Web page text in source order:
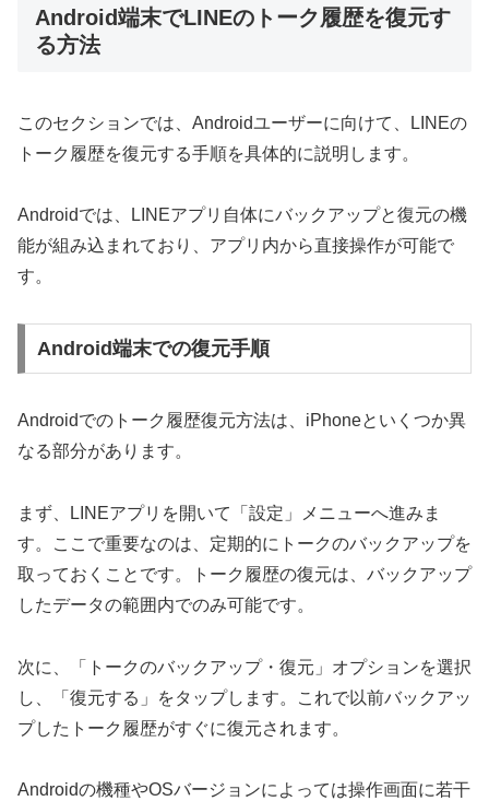
Android端末でLINEのトーク履歴を復元す
る方法
このセクションでは、Androidユーザーに向けて、LINEの
トーク履歴を復元する手順を具体的に説明します。
Androidでは、LINEアプリ自体にバックアップと復元の機
能が組み込まれており、アプリ内から直接操作が可能で
す。
Android端末での復元手順
Androidでのトーク履歴復元方法は、iPhoneといくつか異
なる部分があります。
まず、LINEアプリを開いて「設定」メニューへ進みま
す。ここで重要なのは、定期的にトークのバックアップを
取っておくことです。トーク履歴の復元は、バックアップ
したデータの範囲内でのみ可能です。
次に、「トークのバックアップ・復元」オプションを選択
し、「復元する」をタップします。これで以前バックアッ
プしたトーク履歴がすぐに復元されます。
Androidの機種やOSバージョンによっては操作画面に若干